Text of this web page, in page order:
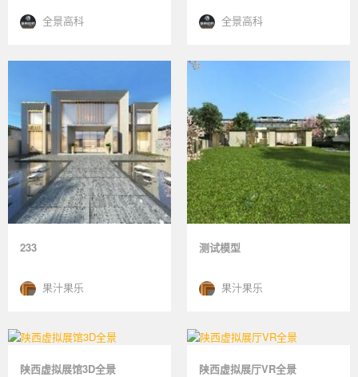
全景高科 全景高科
233
果汁果乐
测试模型
果汁果乐
陕西虚拟展馆3D全景 陕西虚拟展厅VR全景